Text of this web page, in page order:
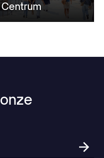
Centrum
onze